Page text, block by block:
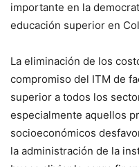
importante en la
educación superior en
La eliminación de los
compromiso del ITM de
superior a todos los
especialmente aquellos
socioeconómicos
la administración de la